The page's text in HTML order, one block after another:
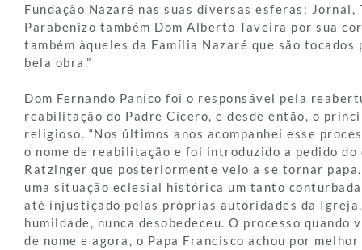
Fundação Nazaré nas suas diversas esferas: Jornal,
Parabenizo também Dom Alberto Taveira por sua
também àqueles da Família Nazaré que são
bela obra.”
Dom Fernando Panico foi o responsável pela
reabilitação do Padre Cícero, e desde então, o
religioso. “Nos últimos anos acompanhei esse
o nome de reabilitação e foi introduzido a pedido do
Ratzinger que posteriormente veio a se tornar
uma situação eclesial histórica um tanto
até injustiçado pelas próprias autoridades da
humildade, nunca desobedeceu. O processo quando
de nome e agora, o Papa Francisco achou por